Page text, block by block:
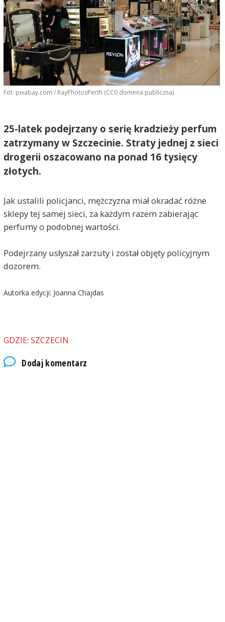
Fot. pixabay.com / RayPhotosPerth (CC0 domena publiczna)
25-latek podejrzany o serię kradzieży perfum
zatrzymany w Szczecinie. Straty jednej z sieci
drogerii oszacowano na ponad 16 tysięcy
złotych.
Jak ustalili policjanci, mężczyzna miał okradać różne
sklepy tej samej sieci, za każdym razem zabierając
perfumy o podobnej wartości.
Podejrzany usłyszał zarzuty i został objęty policyjnym
dozorem.
Autorka edycji: Joanna Chajdas
GDZIE: SZCZECIN
Dodaj komentarz